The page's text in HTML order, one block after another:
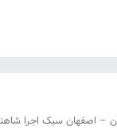
– اصفهان سبک اجرا